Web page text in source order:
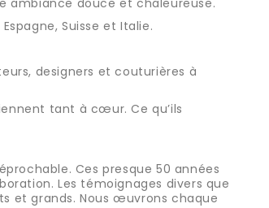
ambiance douce et chaleureuse.
Suisse et Italie.
designers et couturières à
tant à cœur. Ce qu’ils
Ces presque 50 années
Les témoignages divers que
et grands. Nous œuvrons chaque